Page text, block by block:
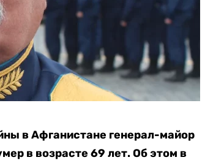
в Афганистане генерал-майор
в возрасте 69 лет. Об этом в